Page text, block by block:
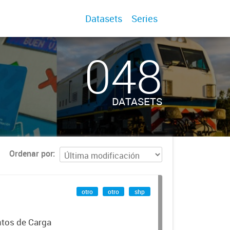
Datasets Series
048
DATASETS
Ordenar por
de Carga
otro otro shp